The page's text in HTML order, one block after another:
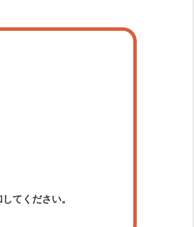
てください。